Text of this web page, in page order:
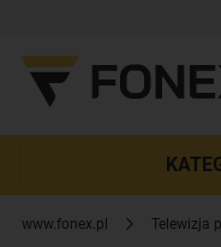
www.fonex.pl Telewizja